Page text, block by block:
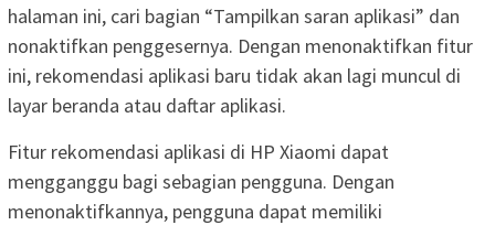
halaman ini, cari bagian “Tampilkan saran aplikasi” dan
nonaktifkan penggesernya. Dengan menonaktifkan fitur
ini, rekomendasi aplikasi baru tidak akan lagi muncul di
layar beranda atau daftar aplikasi.
Fitur rekomendasi aplikasi di HP Xiaomi dapat
mengganggu bagi sebagian pengguna. Dengan
menonaktifkannya, pengguna dapat memiliki